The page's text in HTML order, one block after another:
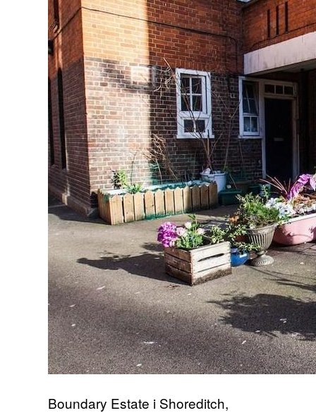
Boundary Estate i Shoreditch,